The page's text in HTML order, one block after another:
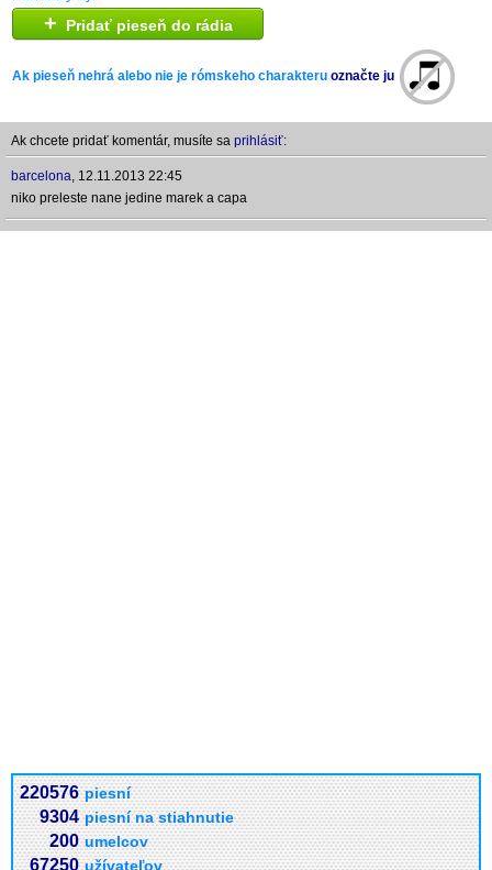
+ Pridať pieseň do rádia
Ak pieseň nehrá alebo nie je rómskeho charakteru označte ju
Ak chcete pridať komentár, musíte sa prihlásiť:
barcelona, 12.11.2013 22:45
niko preleste nane jedine marek a capa
220576 piesní
9304 piesní na stiahnutie
200 umelcov
67250 užívateľov